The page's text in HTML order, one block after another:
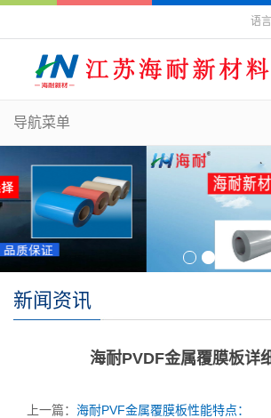
语
导航菜单
新闻资讯
海耐PVDF金属覆膜板详
上一篇： 海耐PVF金属覆膜板性能特点：